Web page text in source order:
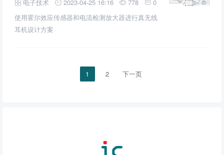
电子技术 2023-04-25 16:16 778
0
使用霍尔效应传感器和电流检测放大器进行真无线
耳机设计方案
1 2 下一页